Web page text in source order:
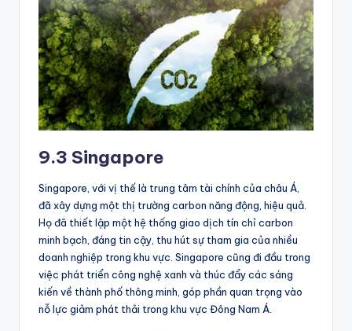
9.3 Singapore
Singapore, với vị thế là trung tâm tài chính của châu Á,
đã xây dựng một thị trường carbon năng động, hiệu quả.
Họ đã thiết lập một hệ thống giao dịch tín chỉ carbon
minh bạch, đáng tin cậy, thu hút sự tham gia của nhiều
doanh nghiệp trong khu vực. Singapore cũng đi đầu trong
việc phát triển công nghệ xanh và thúc đẩy các sáng
kiến về thành phố thông minh, góp phần quan trọng vào
nỗ lực giảm phát thải trong khu vực Đông Nam Á.